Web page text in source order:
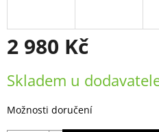
2 980 Kč
cena:
Skladem u
Možnosti doručení